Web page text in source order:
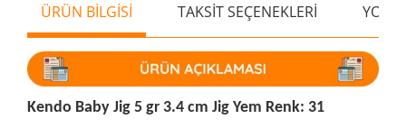
ÜRÜN BİLGİSİ TAKSİT SEÇENEKLERİ
Kendo Baby Jig 5 gr 3.4 cm Jig Yem Renk: 31